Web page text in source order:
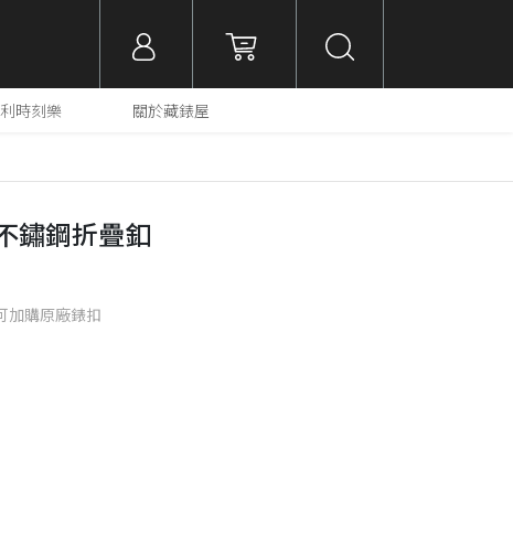
時刻樂 關於藏錶屋
鏽鋼折疊釦
加購原廠錶扣